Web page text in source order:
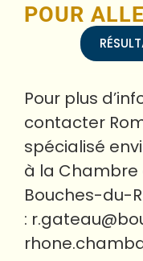
POUR
Pour plus
contacter
spécialisé
à la Chambre
Bouches-du-
: